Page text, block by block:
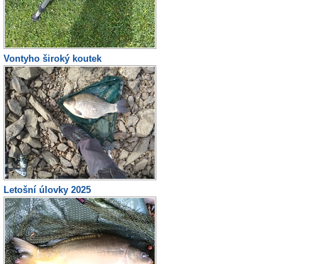
Vontyho široký koutek
Letošní úlovky 2025